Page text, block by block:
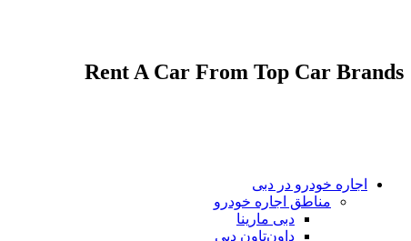
Rent A Car From Top Car Brands
اجاره خودرو در دبی
مناطق اجاره خودرو
دبی مارینا
داون‌تاون دبی